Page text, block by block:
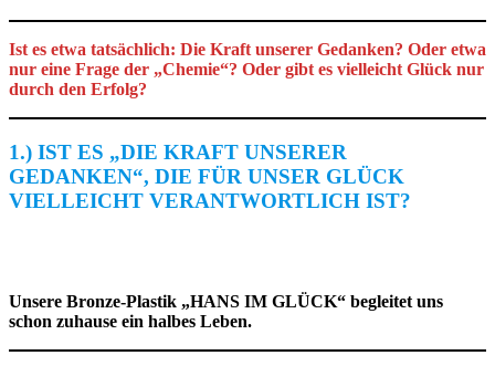
Ist es etwa tatsächlich: Die Kraft unserer Gedanken? Oder etwa
nur eine Frage der „Chemie“? Oder gibt es vielleicht Glück nur
durch den Erfolg?
1.) IST ES „DIE KRAFT UNSERER
GEDANKEN“, DIE FÜR UNSER GLÜCK
VIELLEICHT VERANTWORTLICH IST?
Unsere Bronze-Plastik „HANS IM GLÜCK“ begleitet uns
schon zuhause ein halbes Leben.